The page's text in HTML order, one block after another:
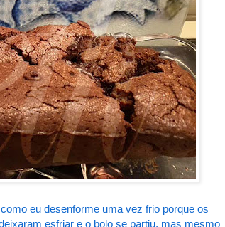
eu desenforme uma vez frio porque os
esfriar e o bolo se partiu, mas mesmo